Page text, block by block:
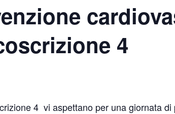
4
4 vi aspettano per una giornata di